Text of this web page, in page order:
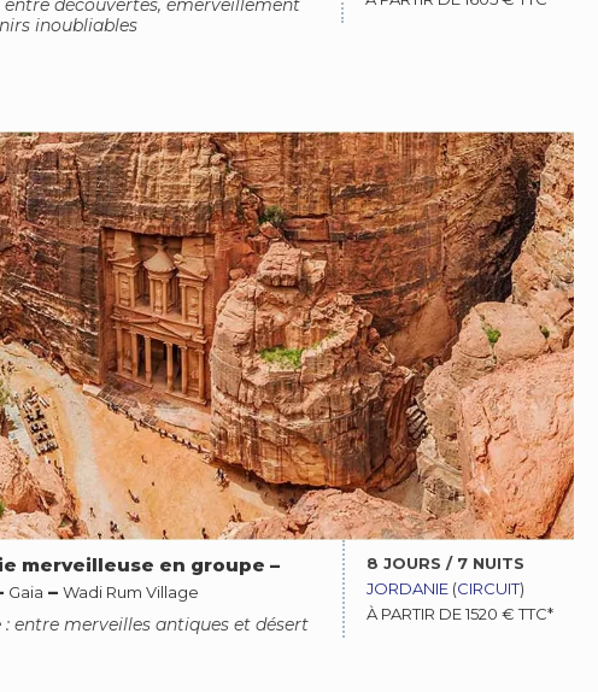
inoubliables
8 JOURS / 7 NUITS
JORDANIE(CIRCUIT)
À PARTIR DE 1520 € TTC*
merveilleuse en groupe –
Gaia –Wadi Rum Village
: entre merveilles antiques et désert